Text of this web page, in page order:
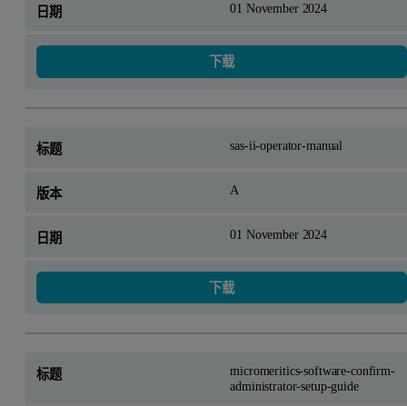
01 November 2024
下载
sas-ii-operator-manual
A
01 November 2024
下载
micromeritics-software-confirm-
administrator-setup-guide